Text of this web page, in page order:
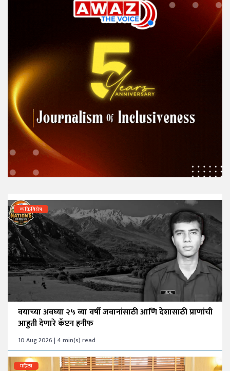
व्यक्तिविशेष
वयाच्या अवघ्या २५ व्या वर्षी जवानांसाठी आणि देशासाठी प्राणांची
आहुती देणारे कॅप्टन हनीफ
10 Aug 2026 | 4 min(s) read
महिला